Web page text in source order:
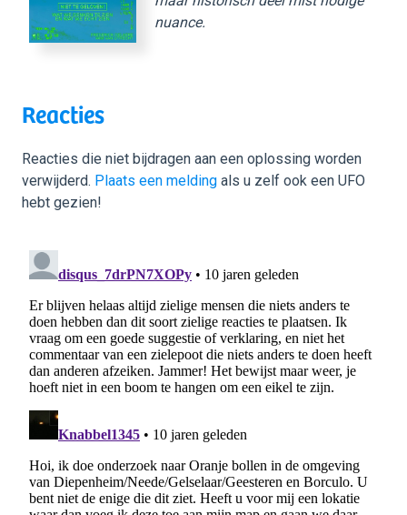
nuance.
Reacties
Reacties die niet bijdragen aan een oplossing worden
verwijderd. Plaats een melding als u zelf ook een UFO
hebt gezien!